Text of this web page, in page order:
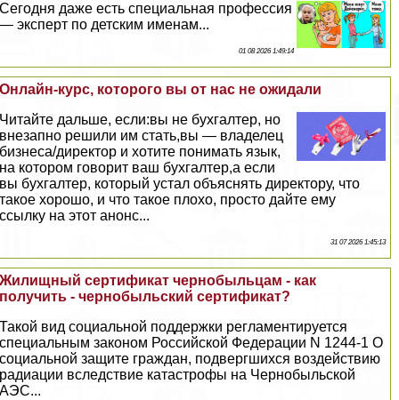
Сегодня даже есть специальная профессия
— эксперт по детским именам...
01 08 2026 1:49:14
Онлайн-курс, которого вы от нас не ожидали
Читайте дальше, если:вы не бухгалтер, но
внезапно решили им стать,вы — владелец
бизнеса/директор и хотите понимать язык,
на котором говорит ваш бухгалтер,а если
вы бухгалтер, который устал объяснять директору, что
такое хорошо, и что такое плохо, просто дайте ему
ссылку на этот анонс...
31 07 2026 1:45:13
Жилищный сертификат чернобыльцам - как
получить - чернобыльский сертификат?
Такой вид социальной поддержки регламентируется
специальным законом Российской Федерации N 1244-1 О
социальной защите граждан, подвергшихся воздействию
радиации вследствие катастрофы на Чернобыльской
АЭС...